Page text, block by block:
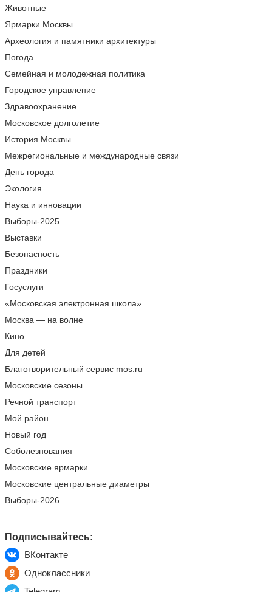
Животные
Ярмарки Москвы
Археология и памятники архитектуры
Погода
Семейная и молодежная политика
Городское управление
Здравоохранение
Московское долголетие
История Москвы
Межрегиональные и международные связи
День города
Экология
Наука и инновации
Выборы-2025
Выставки
Безопасность
Праздники
Госуслуги
«Московская электронная школа»
Москва — на волне
Кино
Для детей
Благотворительный сервис mos.ru
Московские сезоны
Речной транспорт
Мой район
Новый год
Соболезнования
Московские ярмарки
Московские центральные диаметры
Выборы-2026
Подписывайтесь:
ВКонтакте
Одноклассники